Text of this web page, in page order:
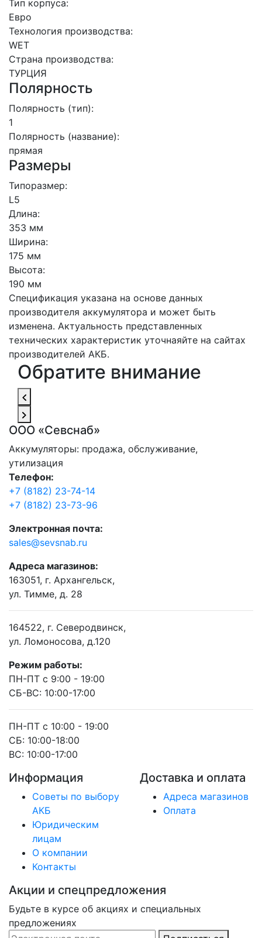
Тип корпуса:
Евро
Технология производства:
WET
Страна производства:
ТУРЦИЯ
Полярность
Полярность (тип):
1
Полярность (название):
прямая
Размеры
Типоразмер:
L5
Длина:
353 мм
Ширина:
175 мм
Высота:
190 мм
Спецификация указана на основе данных
производителя аккумулятора и может быть
изменена. Актуальность представленных
технических характеристик уточнаяйте на сайтах
производителей АКБ.
Обратите внимание
ООО «Севснаб»
Аккумуляторы: продажа, обслуживание,
утилизация
Телефон:
+7 (8182) 23-74-14
+7 (8182) 23-73-96
Электронная почта:
sales@sevsnab.ru
Адреса магазинов:
163051, г. Архангельск,
ул. Тимме, д. 28
164522, г. Северодвинск,
ул. Ломоносова, д.120
Режим работы:
ПН-ПТ с 9:00 - 19:00
СБ-ВС: 10:00-17:00
ПН-ПТ с 10:00 - 19:00
СБ: 10:00-18:00
ВС: 10:00-17:00
Информация
Советы по выбору
АКБ
Юридическим
лицам
О компании
Контакты
Доставка и оплата
Адреса магазинов
Оплата
Акции и спецпредложения
Будьте в курсе об акциях и специальных
предложениях